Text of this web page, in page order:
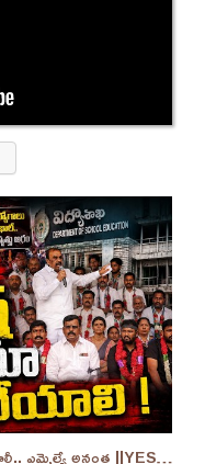
విద్యా శాఖ మంత్రి పదవి లోకేష్ రాజీనామా చేయాలీ.. ఎమ్మెల్యే అనంత ||YES 9TV